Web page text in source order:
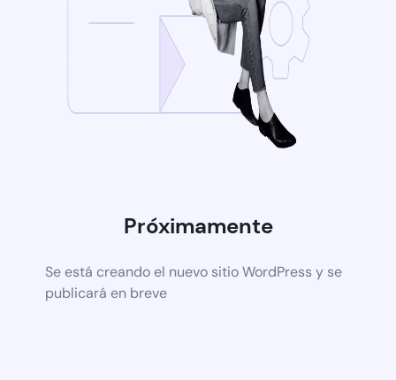
Próximamente
Se está creando el nuevo sitio WordPress y se
publicará en breve